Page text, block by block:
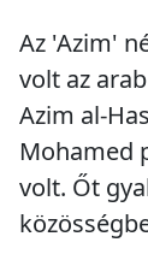
Az 'Azim'
volt az
Azim al-
Mohamed
volt. Őt